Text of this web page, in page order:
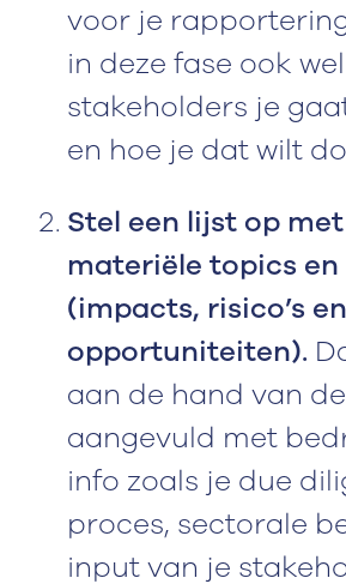
voor je
in deze fase ook
stakeholders je
en hoe je dat wilt
Stel een lijst op
materiële topics en
(impacts, risico’s en
opportuniteiten).
aan de hand van de
aangevuld met
info zoals je due
proces, sectorale
input van je